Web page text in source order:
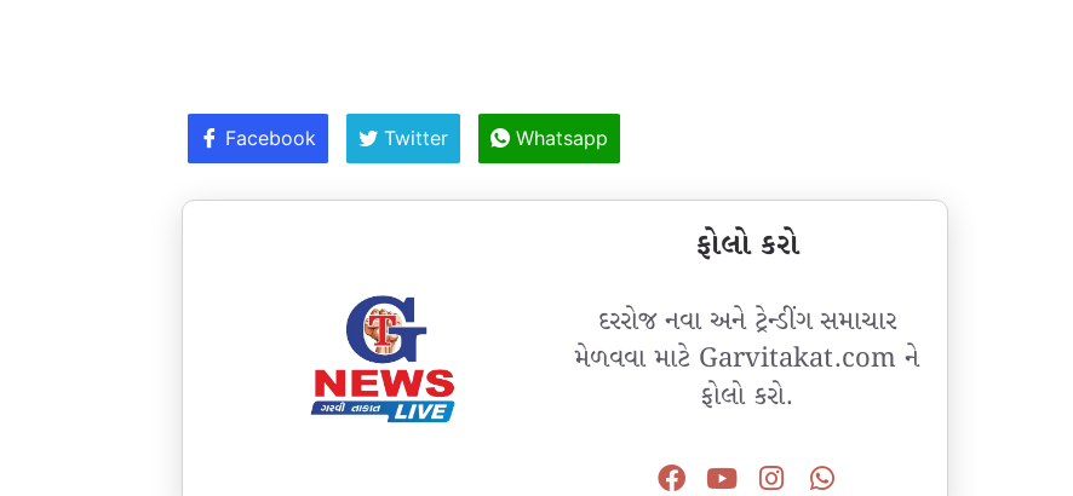
Facebook Twitter Whatsapp
ફોલો કરો
દરરોજ નવા અને ટ્રેન્ડીંગ સમાચાર
મેળવવા માટે Garvitakat.com ને
ફોલો કરો.